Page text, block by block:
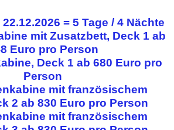
= 5 Tage / 4 Nächte
mit Zusatzbett, Deck 1 ab
Euro pro Person
Deck 1 ab 680 Euro pro
Person
mit französischem
2 ab 830 Euro pro Person
mit französischem